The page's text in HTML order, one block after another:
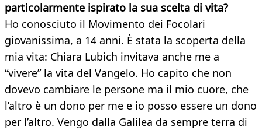
particolarmente ispirato la sua scelta di vita?
Ho conosciuto il Movimento dei Focolari
giovanissima, a 14 anni. È stata la scoperta della
mia vita: Chiara Lubich invitava anche me a
“vivere” la vita del Vangelo. Ho capito che non
dovevo cambiare le persone ma il mio cuore, che
l’altro è un dono per me e io posso essere un dono
per l’altro. Vengo dalla Galilea da sempre terra di